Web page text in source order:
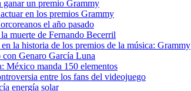
ganar un premio Grammy
en los premios Grammy
el año pasado
muerte de Fernando Becerril
la historia de los premios de la música: Grammy
Genaro García Luna
México manda 150 elementos
entre los fans del videojuego
energía solar